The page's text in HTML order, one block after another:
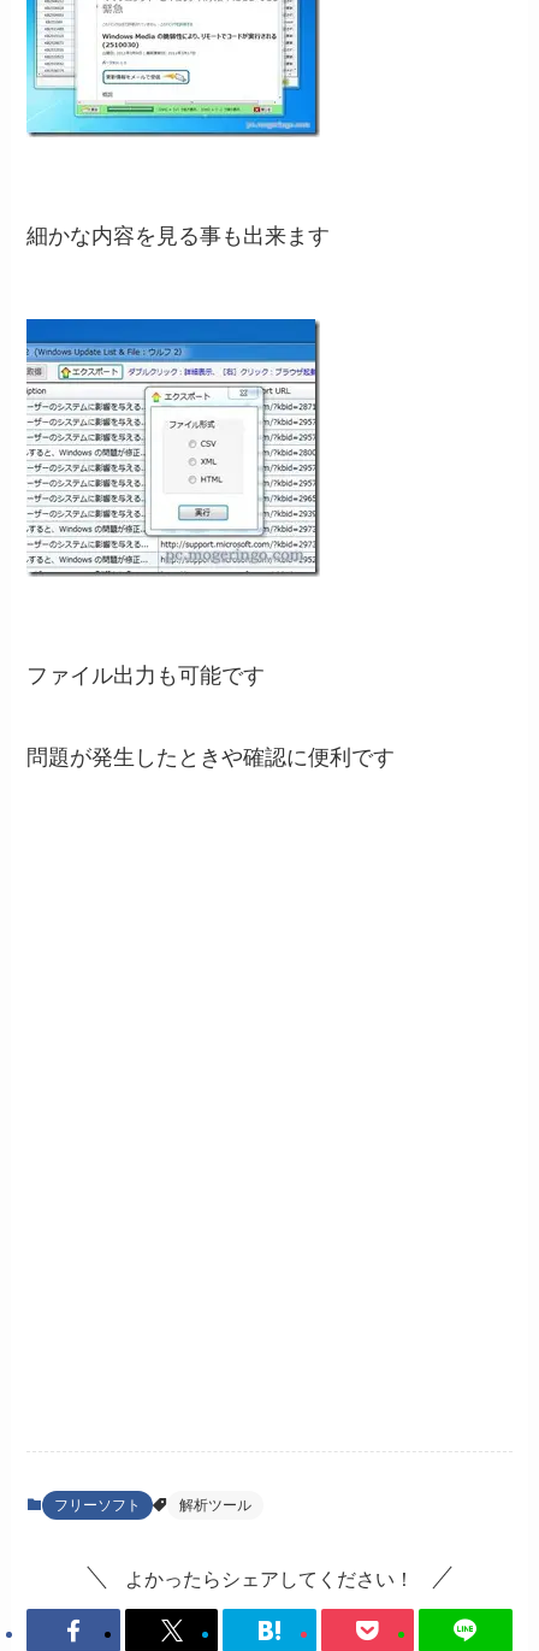
細かな内容を見る事も出来ます
ファイル出力も可能です
問題が発生したときや確認に便利です
フリーソフト 解析ツール
よかったらシェアしてください！